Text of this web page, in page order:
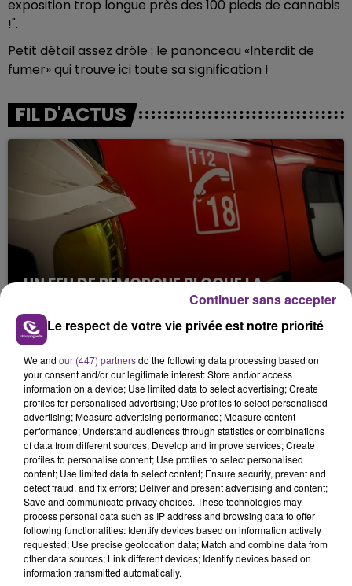
exposition trop longue près des 100 pieds de cannabis
!".
Petit détail assez drôle : le panonceau «Interdit de
fumer» qui trouve ici toute sa signification !
FIL D'ACTUS
UN FEU DE REMORQUE BLOQUE LA
CIRCULATION DANS LES ARDENNES
Un feu de remorque s'est déclaré ce mercredi en
fin de matinée sur l'A34.
VENEZ FÊTER CE WEEK-END
L'ANNIVERSAIRE DE WOINIC
Ce samedi 8 août sera un grand jour :
l'anniversaire du plus gros sanglier du monde.
Une fête est donc organisée et vous êtes tous
conviés !
TITRES DIFFUSÉS
Le respect de votre vie privée est notre priorité
We and our (447) partnersdo the following data processing based on
your consent and/or our legitimate interest: Store and/or access
information on a device; Use limited data to select advertising; Create
profiles for personalised advertising; Use profiles to select personalised
advertising; Measure advertising performance; Measure content
performance; Understand audiences through statistics or combinations
of data from different sources; Develop and improve services; Create
profiles to personalise content; Use profiles to select personalised
content; Use limited data to select content; Ensure security, prevent and
detect fraud, and fix errors; Deliver and present advertising and content;
Save and communicate privacy choices. These technologies may
process personal data such as IP address and browsing data to offer
following functionalities: Identify devices based on information actively
requested; Use precise geolocation data; Match and combine data from
other data sources; Link different devices; Identify devices based on
information transmitted automatically.
Continuer sans accepter